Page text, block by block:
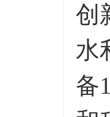
创
水
备